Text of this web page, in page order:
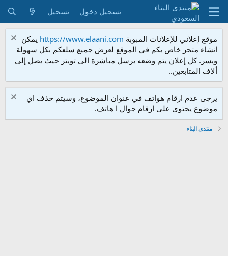
تسجيل دخول تسجيل
موقع إعلاني للإعلانات المبوبة https://www.elaani.com يمكن
انشاء متجر خاص بكم في الموقع لعرض جميع سلعكم بكل سهولة
ويسر. كل إعلان يتم وضعه يرسل مباشرة الى تويتر حيث يصل إلى
ألاف المتابعين..
يرجى عدم ارقام هواتف في عنوان الموضوع، وسيتم حذف اي
موضوع يحتوى على ارقام جوال ا هاتف.
منتدى البناء